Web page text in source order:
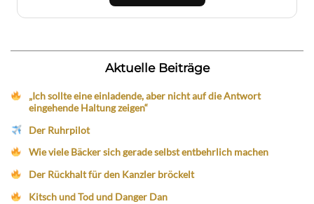
Aktuelle Beiträge
„Ich sollte eine einladende, aber nicht auf die Antwort
eingehende Haltung zeigen“
Der Ruhrpilot
Wie viele Bäcker sich gerade selbst entbehrlich machen
Der Rückhalt für den Kanzler bröckelt
Kitsch und Tod und Danger Dan